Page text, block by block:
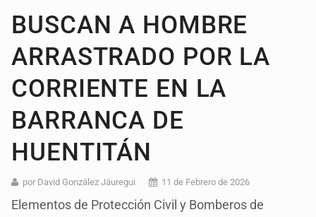
BUSCAN A HOMBRE
ARRASTRADO POR LA
CORRIENTE EN LA
BARRANCA DE
HUENTITÁN
por David González Jáuregui 11 de Febrero de 2026
Elementos de Protección Civil y Bomberos de